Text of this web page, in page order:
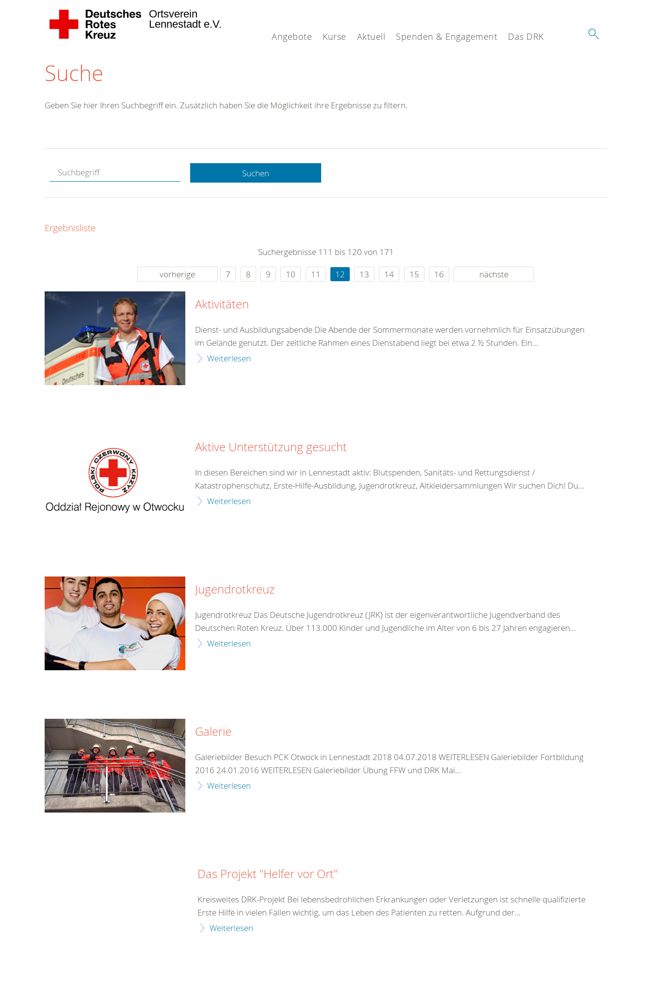
Angebote Kurse Aktuell Spenden & Engagement Das DRK
Ortsverein
Lennestadt e.V.
Suche
Hotline.
gerne.
rund um die Uhr
Geben Sie hier Ihren Suchbegriff ein. Zusätzlich haben Sie die Möglichkeit ihre Ergebnisse zu filtern.
Suchen
Ergebnisliste
Suchergebnisse 111 bis 120 von 171
vorherige
7 8 9 10 11 12 13 14 15 16 nächste
Aktivitäten
Dienst- und Ausbildungsabende Die Abende der Sommermonate werden vornehmlich für Einsatzübungen
im Gelände genutzt. Der zeitliche Rahmen eines Dienstabend liegt bei etwa 2 ½ Stunden. Ein...
Weiterlesen
Aktive Unterstützung gesucht
In diesen Bereichen sind wir in Lennestadt aktiv: Blutspenden, Sanitäts- und Rettungsdienst /
Katastrophenschutz, Erste-Hilfe-Ausbildung, Jugendrotkreuz, Altkleidersammlungen Wir suchen Dich! Du...
Weiterlesen
Jugendrotkreuz
Jugendrotkreuz Das Deutsche Jugendrotkreuz (JRK) ist der eigenverantwortliche Jugendverband des
Deutschen Roten Kreuz. Über 113.000 Kinder und Jugendliche im Alter von 6 bis 27 Jahren engagieren...
Weiterlesen
Galerie
Galeriebilder Besuch PCK Otwock in Lennestadt 2018 04.07.2018 WEITERLESEN Galeriebilder Fortbildung
2016 24.01.2016 WEITERLESEN Galeriebilder Übung FFW und DRK Mai...
Weiterlesen
Das Projekt "Helfer vor Ort"
Kreisweites DRK-Projekt Bei lebensbedrohlichen Erkrankungen oder Verletzungen ist schnelle qualifizierte
Erste Hilfe in vielen Fällen wichtig, um das Leben des Patienten zu retten. Aufgrund der...
Weiterlesen